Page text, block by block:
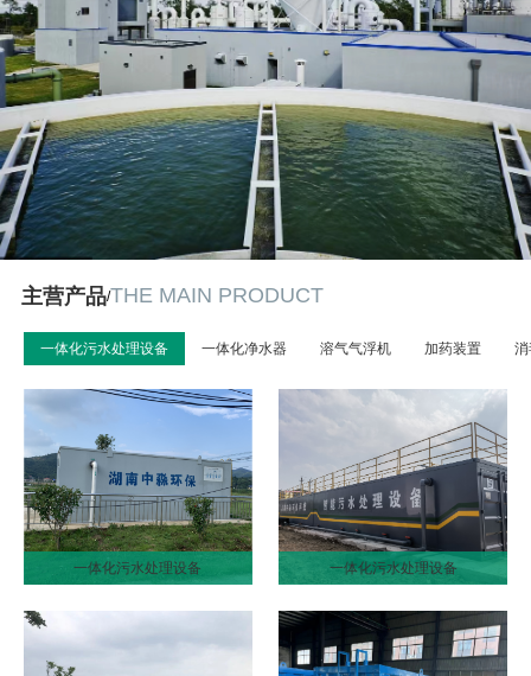
主营产品/THE MAIN PRODUCT
一体化污水处理设备 一体化净水器 溶气气浮机 加药装置 消
一体化污水处理设备 一体化污水处理设备